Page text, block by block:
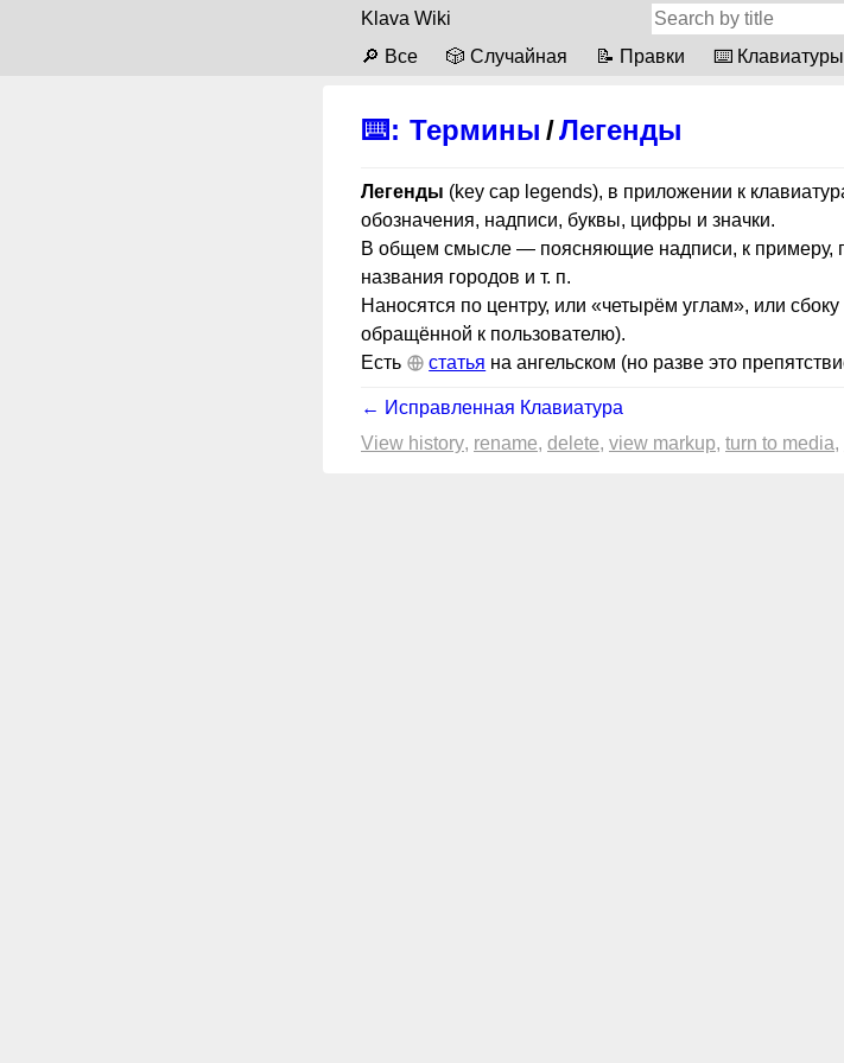
Klava Wiki
🔎 Все
🎲 Случайная 📝 Правки ⌨️ Клавиатуры
⌨️: Термины /Легенды
Легенды (key cap legends), в приложении к
обозначения, надписи, буквы, цифры и значки.
В общем смысле — поясняющие надписи, к примеру,
названия городов и т. п.
Наносятся по центру, или «четырём углам», или
обращённой к пользователю).
Есть
статья на ангельском (но разве это
← Исправленная Клавиатура
View history rename delete view markup turn to media